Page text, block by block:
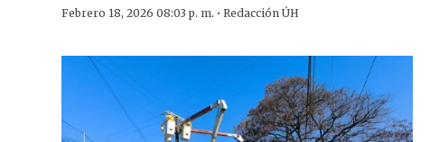
Febrero 18, 2026 08:03 p. m. · Redacción ÚH